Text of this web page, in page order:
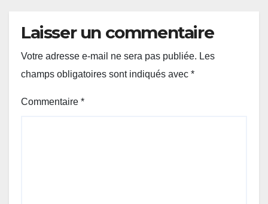
Laisser un commentaire
Votre adresse e-mail ne sera pas publiée. Les
champs obligatoires sont indiqués avec *
Commentaire *